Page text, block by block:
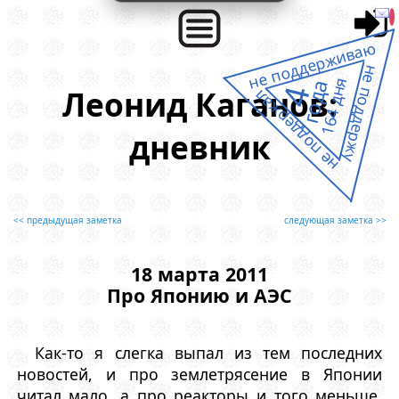
Леонид Каганов:
дневник
<< предыдущая заметка следующая заметка >>
18 марта 2011
Про Японию и АЭС
Как-то я слегка выпал из тем последних
новостей, и про землетрясение в Японии
не поддержал
не поддерживаю
не поддержу
4
года164 дня